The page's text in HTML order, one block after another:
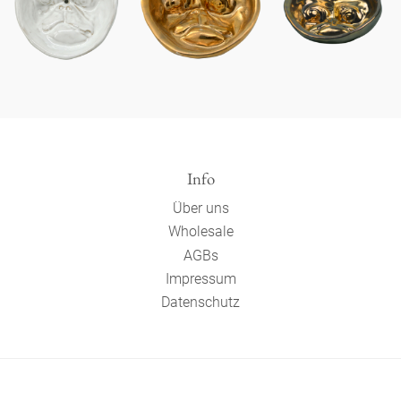
Info
Über uns
Wholesale
AGBs
Impressum
Datenschutz